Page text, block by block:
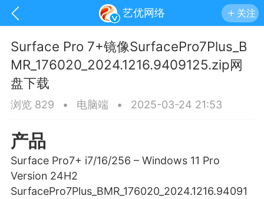
艺优网络 关注
Surface Pro 7+镜像SurfacePro7Plus_B
MR_176020_2024.1216.9409125.zip网
盘下载
浏览 829 • 电脑端 • 2025-03-24 21:53
产品
Surface Pro7+ i7/16/256 – Windows 11 Pro
Version 24H2
SurfacePro7Plus_BMR_176020_2024.1216.94091